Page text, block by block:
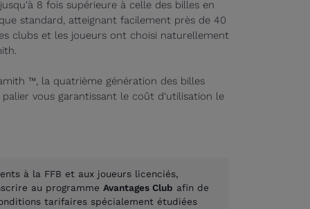
8 fois supérieure à celle des billes en
standard, atteignant facilement près de 40
clubs et les joueurs ont choisi naturellement
.
™, la quatrième génération des billes
vous garantissant le coût d'utilisation le
à la FFB et aux joueurs licenciés,
au programme Avantages Club afin de
tarifaires spécialement étudiées